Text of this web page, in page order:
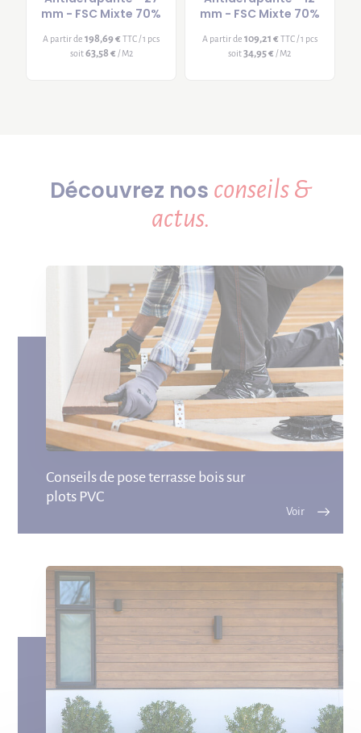
mm - FSC Mixte 70%
A partir de198,69 € TTC / 1 pcs
soit63,58 € / M2
mm - FSC Mixte 70%
A partir de 109,21 € TTC / 1 pcs
soit34,95 € / M2
Découvrez nos conseils &
actus.
Conseils de pose terrasse bois sur
plots PVC